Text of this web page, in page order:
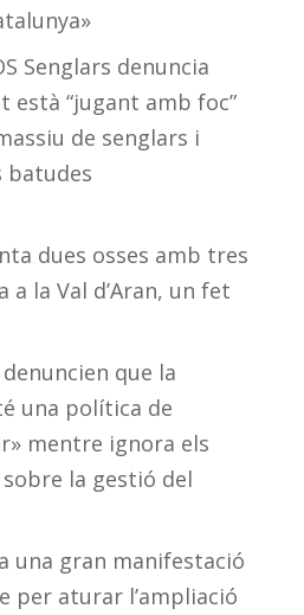
Senglars denuncia
està “jugant amb foc”
de senglars i
batudes
dues osses amb tres
a la Val d’Aran, un fet
denuncien que la
una política de
mentre ignora els
la gestió del
una gran manifestació
per aturar l’ampliació